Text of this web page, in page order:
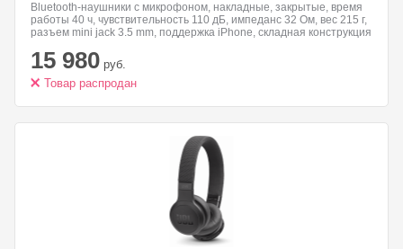
Bluetooth-наушники с микрофоном, накладные, закрытые, время
работы 40 ч, чувствительность 110 дБ, импеданс 32 Ом, вес 215 г,
разъем mini jack 3.5 mm, поддержка iPhone, складная конструкция
15 980 руб.
Товар распродан